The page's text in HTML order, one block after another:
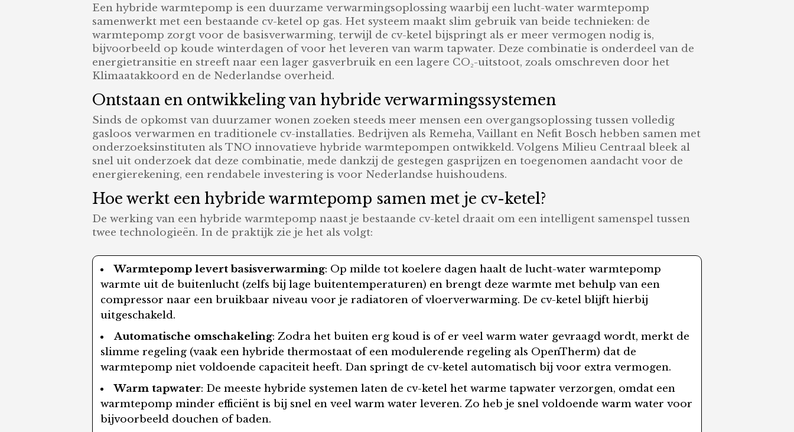
Een hybride warmtepomp is een duurzame verwarmingsoplossing waarbij een lucht-water warmtepomp
samenwerkt met een bestaande cv-ketel op gas. Het systeem maakt slim gebruik van beide technieken: de
warmtepomp zorgt voor de basisverwarming, terwijl de cv-ketel bijspringt als er meer vermogen nodig is,
bijvoorbeeld op koude winterdagen of voor het leveren van warm tapwater. Deze combinatie is onderdeel van de
energietransitie en streeft naar een lager gasverbruik en een lagere CO₂-uitstoot, zoals omschreven door het
Klimaatakkoord en de Nederlandse overheid.
Ontstaan en ontwikkeling van hybride verwarmingssystemen
Sinds de opkomst van duurzamer wonen zoeken steeds meer mensen een overgangsoplossing tussen volledig
gasloos verwarmen en traditionele cv-installaties. Bedrijven als Remeha, Vaillant en Nefit Bosch hebben samen met
onderzoeksinstituten als TNO innovatieve hybride warmtepompen ontwikkeld. Volgens Milieu Centraal bleek al
snel uit onderzoek dat deze combinatie, mede dankzij de gestegen gasprijzen en toegenomen aandacht voor de
energierekening, een rendabele investering is voor Nederlandse huishoudens.
Hoe werkt een hybride warmtepomp samen met je cv-ketel?
De werking van een hybride warmtepomp naast je bestaande cv-ketel draait om een intelligent samenspel tussen
twee technologieën. In de praktijk zie je het als volgt:
Warmtepomp levert basisverwarming: Op milde tot koelere dagen haalt de lucht-water warmtepomp
warmte uit de buitenlucht (zelfs bij lage buitentemperaturen) en brengt deze warmte met behulp van een
compressor naar een bruikbaar niveau voor je radiatoren of vloerverwarming. De cv-ketel blijft hierbij
uitgeschakeld.
Automatische omschakeling: Zodra het buiten erg koud is of er veel warm water gevraagd wordt, merkt de
slimme regeling (vaak een hybride thermostaat of een modulerende regeling als OpenTherm) dat de
warmtepomp niet voldoende capaciteit heeft. Dan springt de cv-ketel automatisch bij voor extra vermogen.
Warm tapwater: De meeste hybride systemen laten de cv-ketel het warme tapwater verzorgen, omdat een
warmtepomp minder efficiënt is bij snel en veel warm water leveren. Zo heb je snel voldoende warm water voor
bijvoorbeeld douchen of baden.